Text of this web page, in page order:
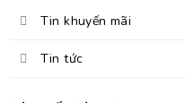
Tin khuyến mãi
Tin tức